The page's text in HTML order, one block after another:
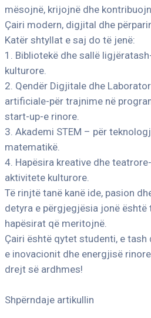
mësojnë, krijojnë dhe
Çairi modern, digjital dhe
Katër shtyllat e saj do të jenë:
1. Bibliotekë dhe sallë
kulturore.
2. Qendër Digjitale dhe
artificiale-për trajnime në
start-up-e rinore.
3. Akademi STEM – për
matematikë.
4. Hapësira kreative dhe
aktivitete kulturore.
Të rinjtë tanë kanë ide, pasion
detyra e përgjegjësia jonë është
hapësirat që meritojnë.
Çairi është qytet studenti, e tash
e inovacionit dhe energjisë
drejt së ardhmes!
Shpërndaje artikullin